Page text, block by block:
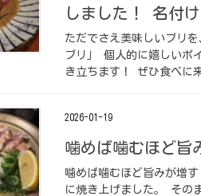
しました！ 名付け
ただでさえ美味しいブリ
ブリ」 個人的に嬉しいポ
き立ちます！ ぜひ食べ
2026-01-19
噛めば噛むほど旨
噛めば噛むほど旨みが増
に焼き上げました。 その